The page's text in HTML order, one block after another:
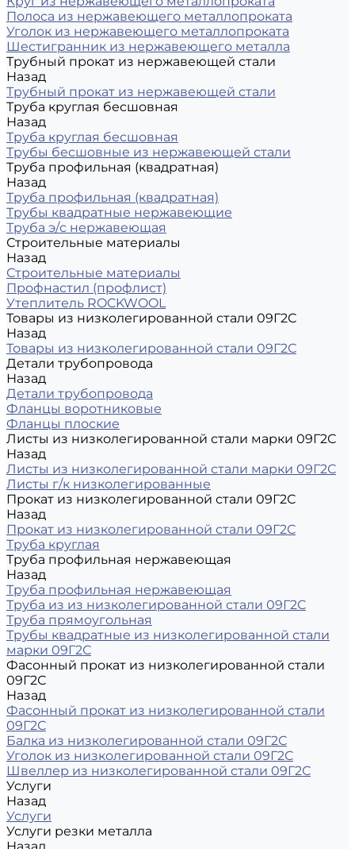
Полоса из нержавеющего металлопроката
Уголок из нержавеющего металлопроката
Шестигранник из нержавеющего металла
Трубный прокат из нержавеющей стали
Назад
Трубный прокат из нержавеющей стали
Труба круглая бесшовная
Назад
Труба круглая бесшовная
Трубы бесшовные из нержавеющей стали
Труба профильная (квадратная)
Назад
Труба профильная (квадратная)
Трубы квадратные нержавеющие
Труба э/с нержавеющая
Строительные материалы
Назад
Строительные материалы
Профнастил (профлист)
Утеплитель ROCKWOOL
Товары из низколегированной стали 09Г2С
Назад
Товары из низколегированной стали 09Г2С
Детали трубопровода
Назад
Детали трубопровода
Фланцы воротниковые
Фланцы плоские
Листы из низколегированной стали марки 09Г2С
Назад
Листы из низколегированной стали марки 09Г2С
Листы г/к низколегированные
Прокат из низколегированной стали 09Г2С
Назад
Прокат из низколегированной стали 09Г2С
Труба круглая
Труба профильная нержавеющая
Назад
Труба профильная нержавеющая
Труба из из низколегированной стали 09Г2С
Труба прямоугольная
Трубы квадратные из низколегированной стали
марки 09Г2С
Фасонный прокат из низколегированной стали
09Г2С
Назад
Фасонный прокат из низколегированной стали
09Г2С
Балка из низколегированной стали 09Г2С
Уголок из низколегированной стали 09Г2С
Швеллер из низколегированной стали 09Г2С
Услуги
Назад
Услуги
Услуги резки металла